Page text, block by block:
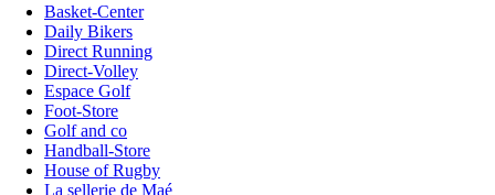
Basket-Center
Daily Bikers
Direct Running
Direct-Volley
Espace Golf
Foot-Store
Golf and co
Handball-Store
House of Rugby
La sellerie de Maé